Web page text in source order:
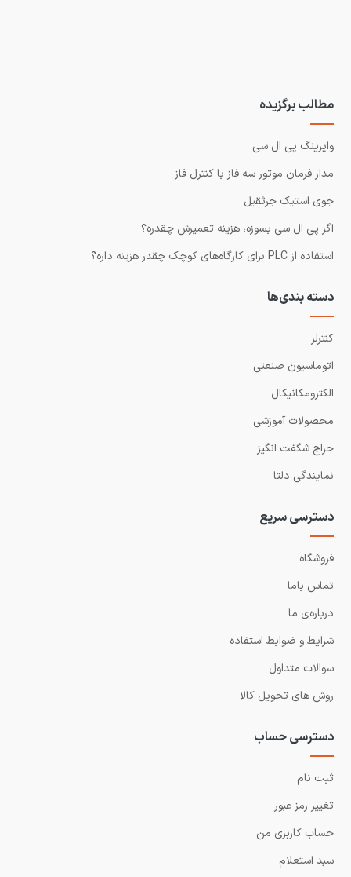
مطالب برگزیده
وایرینگ پی ال سی
مدار فرمان موتور سه فاز با کنترل فاز
جوی استیک جرثقیل
اگر پی ال سی بسوزه، هزینه تعمیرش چقدره؟
استفاده از PLC برای کارگاه‌های کوچک چقدر هزینه داره؟
دسته بندی‌ها
کنترلر
اتوماسیون صنعتی
الکترومکانیکال
محصولات آموزشی
حراج شگفت انگیز
نمایندگی دلتا
دسترسی سریع
فروشگاه
تماس باما
درباره‌ی ما
شرایط و ضوابط استفاده
سوالات متداول
روش های تحویل کالا
دسترسی حساب
ثبت نام
تغییر رمز عبور
حساب کاربری من
سبد استعلام